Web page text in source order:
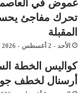
غموض في العاصمة
تحرك مفاجئ
المقبلة
الأحد - 2 أغسطس - 2026 / 4:16 مساءً
كواليس الخطة
أرسنال لخطف